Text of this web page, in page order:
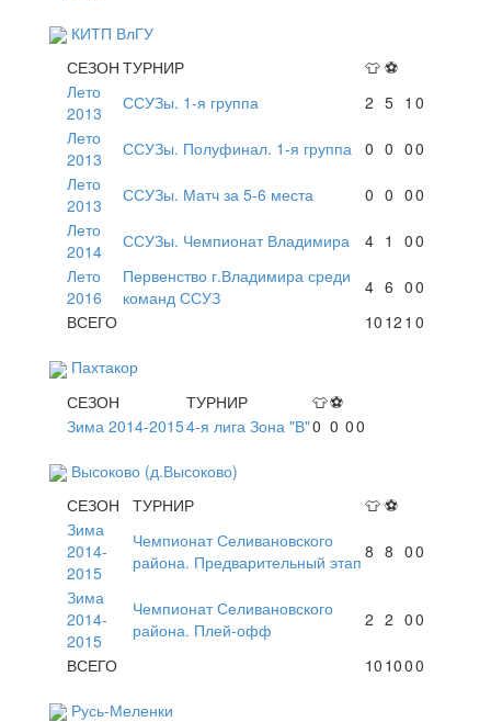
КИТП ВлГУ
СЕЗОН ТУРНИР 👕 ⚽
Лето
2013
ССУЗы. 1-я группа 2 5 1 0
Лето
2013
ССУЗы. Полуфинал. 1-я группа 0 0 00
Лето
2013
ССУЗы. Матч за 5-6 места 0 0 00
Лето
2014
ССУЗы. Чемпионат Владимира 4 1 00
Лето
2016
Первенство г.Владимира среди
команд ССУЗ
4 6 00
ВСЕГО
10 12 1 0
Пахтакор
СЕЗОН
ТУРНИР 👕⚽
Зима 2014-20154-я лига Зона "В"0 0 00
Высоково (д.Высоково)
СЕЗОН
ТУРНИР 👕 ⚽
Зима
2014-
2015
Чемпионат Селивановского
района. Предварительный этап 8 8 00
Зима
2014-
2015
Чемпионат Селивановского
района. Плей-офф
2 2 00
ВСЕГО 10 1000
Русь-Меленки